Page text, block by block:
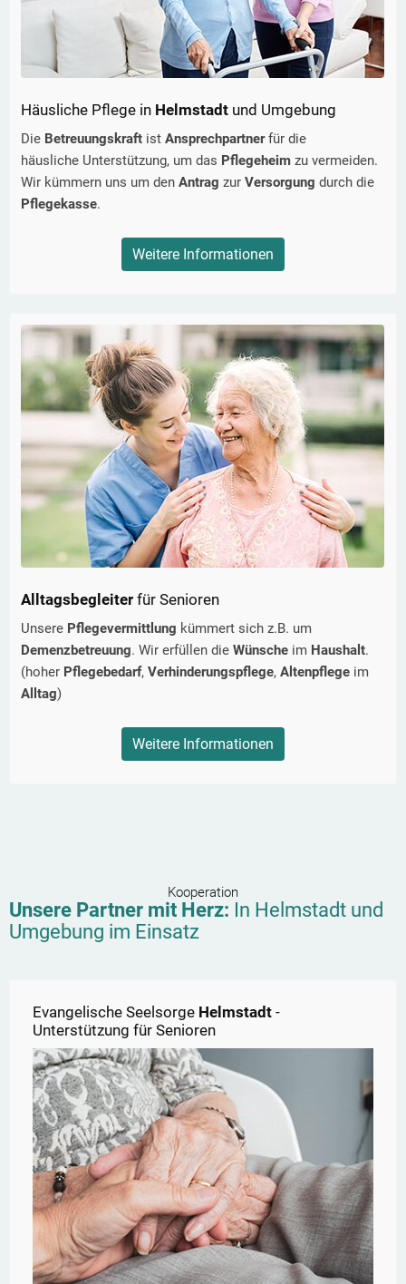
Häusliche Pflege in Helmstadt und Umgebung
Die Betreuungskraft ist Ansprechpartnerfür die
häusliche Unterstützung, um das Pflegeheim zu vermeiden.
Wir kümmern uns um den Antrag zur Versorgung durch die
Pflegekasse.
Weitere Informationen
Alltagsbegleiter für Senioren
Unsere Pflegevermittlung kümmert sich z.B. um
Demenzbetreuung. Wir erfüllen die Wünsche im Haushalt.
(hoher Pflegebedarf, Verhinderungspflege, Altenpflege im
Alltag)
Weitere Informationen
Kooperation
Unsere Partner mit Herz: In Helmstadt und
Umgebung im Einsatz
Evangelische Seelsorge Helmstadt -
Unterstützung für Senioren